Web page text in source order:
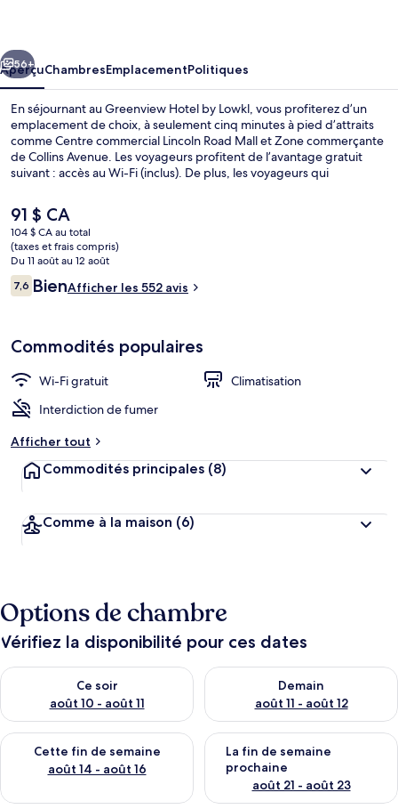
Lowkl
Suivant
56+
AperçuChambresEmplacementPolitiques
En séjournant au Greenview Hotel by Lowkl, vous profiterez d’un
emplacement de choix, à seulement cinq minutes à pied d’attraits
comme Centre commercial Lincoln Road Mall et Zone commerçante
de Collins Avenue. Les voyageurs profitent de l’avantage gratuit
suivant : accès au Wi-Fi (inclus). De plus, les voyageurs qui
proximité suivantes : paravoile, plongée sous-marine et plongée
avec masque et tuba. Hôtel de style Art déco se trouve aussi à tout
juste 10 minutes de marche des points saillants suivants :
Promenade sur la plage de Miami et Ocean Drive. Les autres
voyageurs apprécient vraiment les lits confortables et le personnel
serviable.
Le
prix
actuel
est
de 91 $ CA
91 $ CA
104 $ CA au total
(taxes et frais compris)
Du 11 août au 12 août
Avis
7,67,6 sur 10 –
BienAfficher les 552 avis
Commodités populaires
Wi-Fi gratuit
Climatisation
Interdiction de fumer
Afficher tout
Commodités principales (8)
Comme à la maison (6)
Options de chambre
Vérifiez la disponibilité pour ces dates
Ce soir
août 10 - août 11
Vérifier la disponibilité pour ce soir août 10 - août 11
Demain
août 11 - août 12
Vérifier la disponibilité pour
Cette fin de semaine
août 14 - août 16
Vérifier la disponibilité pour cette fin de semaine août 14 -
La fin de semaine
prochaine
août 21 - août 23
Vérifier la disponibilité pour